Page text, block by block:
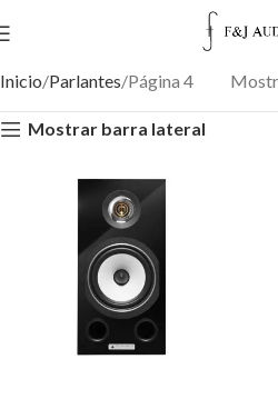
Inicio Parlantes Página 4
Mostrar barra lateral